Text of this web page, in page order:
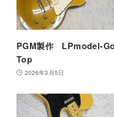
PGM製作 LPmodel-
Top
2026年3月5日